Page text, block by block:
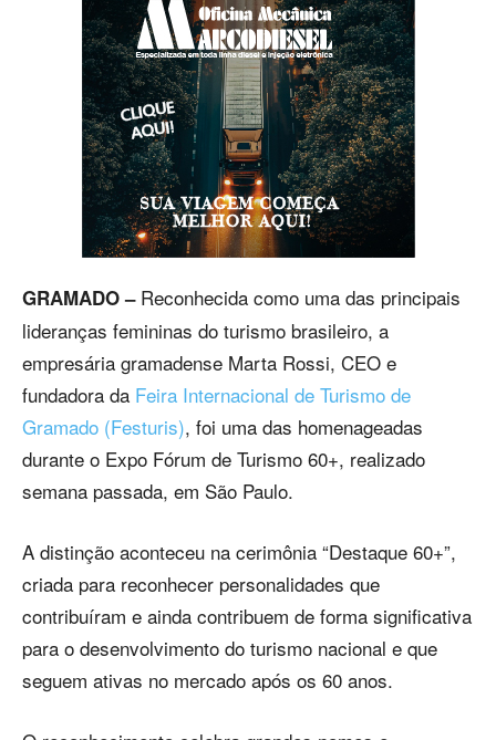
GRAMADO –Reconhecida como uma das principais
lideranças femininas do turismo brasileiro, a
empresária gramadense Marta Rossi, CEO e
fundadora da Feira Internacional de Turismo de
Gramado (Festuris), foi uma das homenageadas
durante o Expo Fórum de Turismo 60+, realizado
semana passada, em São Paulo.
A distinção aconteceu na cerimônia “Destaque 60+”,
criada para reconhecer personalidades que
contribuíram e ainda contribuem de forma significativa
para o desenvolvimento do turismo nacional e que
seguem ativas no mercado após os 60 anos.